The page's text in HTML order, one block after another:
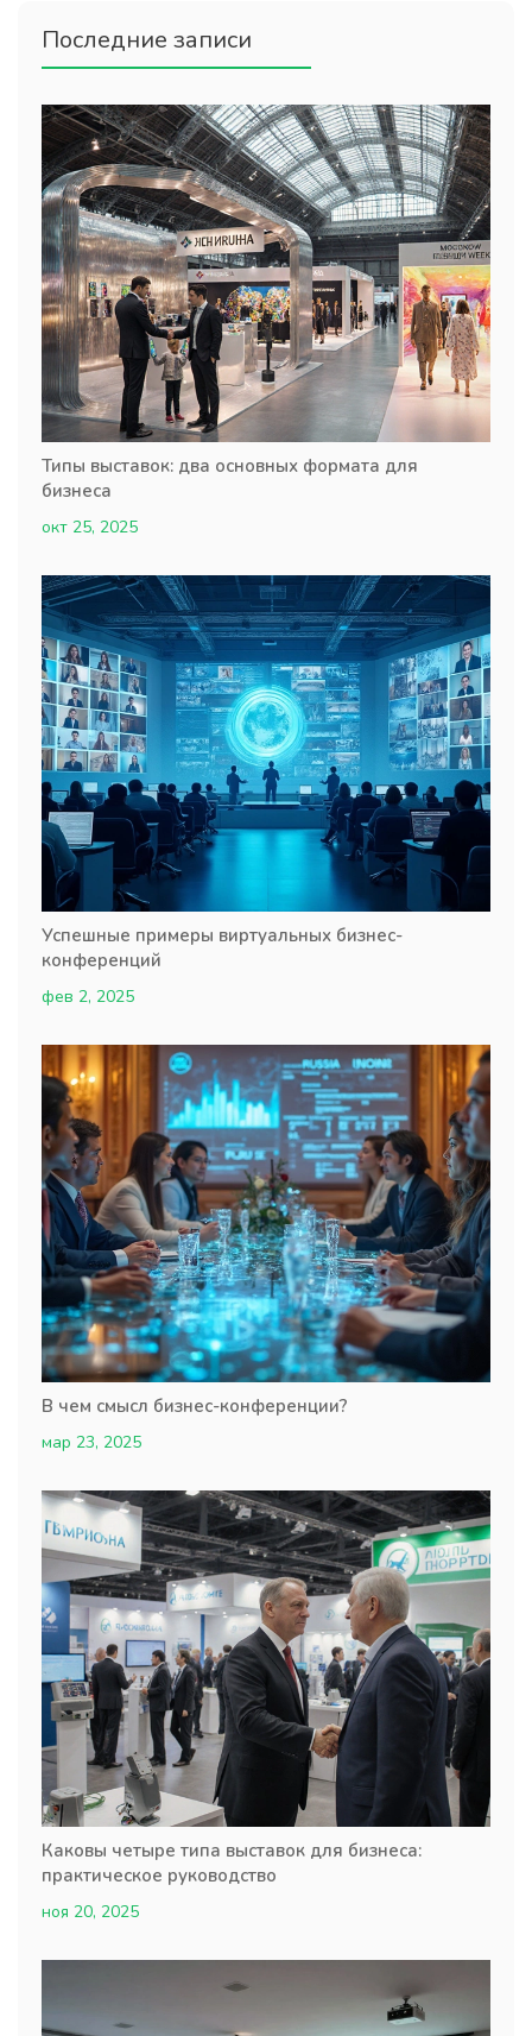
Последние записи
Типы выставок: два основных формата для
бизнеса
окт 25, 2025
Успешные примеры виртуальных бизнес-
конференций
фев 2, 2025
В чем смысл бизнес-конференции?
мар 23, 2025
Каковы четыре типа выставок для бизнеса:
практическое руководство
ноя 20, 2025